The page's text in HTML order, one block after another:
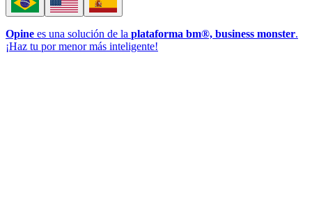
Opine es una solución de la plataforma bm®, business monster.
¡Haz tu por menor más inteligente!